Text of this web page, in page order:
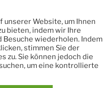
unserer Website, um Ihnen
bieten, indem wir Ihre
wiederholen. Indem
stimmen Sie der
zu. Sie können jedoch die
um eine kontrollierte